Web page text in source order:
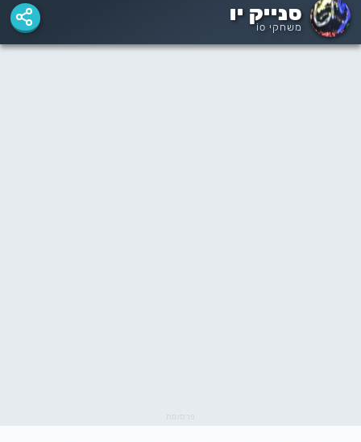
סנייק יו
משחקי io
פרסומת